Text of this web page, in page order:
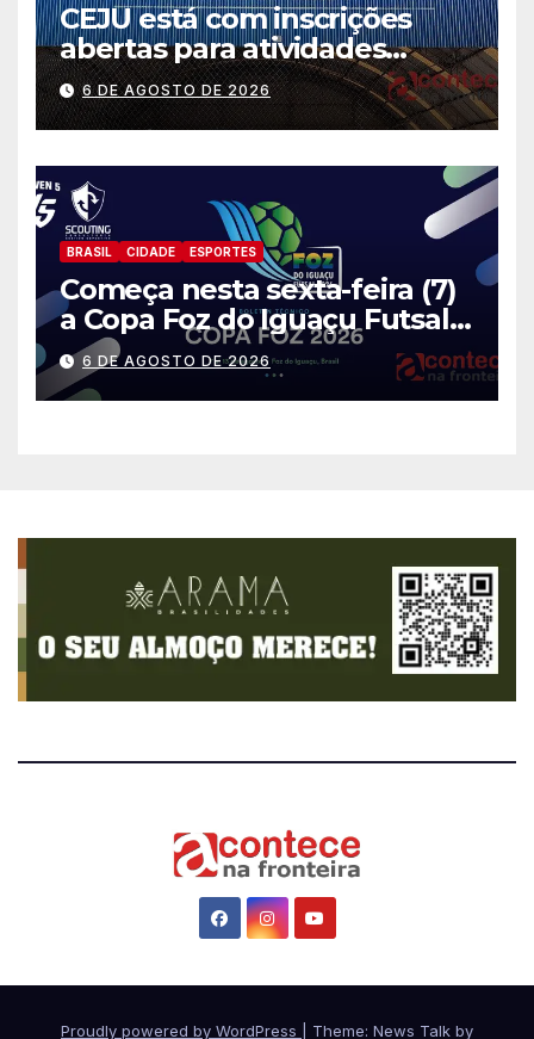
CEJU está com inscrições
abertas para atividades
gratuitas
6 DE AGOSTO DE 2026
BRASIL CIDADE ESPORTES
Começa nesta sexta-feira (7)
a Copa Foz do Iguaçu Futsal
2026 com equipes de quatro
países
6 DE AGOSTO DE 2026
Proudly powered by WordPress Theme: News Talk by